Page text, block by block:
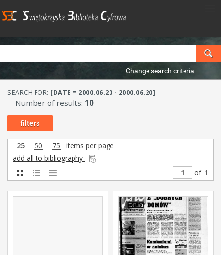
Change search criteria
SEARCH FOR: [DATE = 2000.06.20 - 2000.06.20]
Number of results: 10
filters
25 50 75
items per page
add all to bibliography
of 1